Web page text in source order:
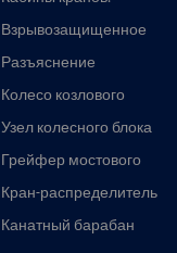
совместимость с
различными
механизмами.
лебедки:
многофункциональное
устройство против
запутывания
компоненты,
разработанные по
индивидуальному
заказу для
высокоточных
подъемных операций
с помощью кранов.
Взрывозащищенное
крановое колесо для
опасных сред: прочная
и безопасная
конструкция
Разъяснение
конструкции колесного
блока портового крана:
конструкция, типы и
руководство по выбору
портовых кранов
Колесо козлового
крана: полное
руководство по типам,
применению и
высокопроизводительным
колесным узлам
Узел колесного блока
мостового крана:
надежный,
настраиваемый и
долговечный
Грейфер мостового
крана: 17
специализированных
конструкций для
Кран-распределитель
Канатный барабан